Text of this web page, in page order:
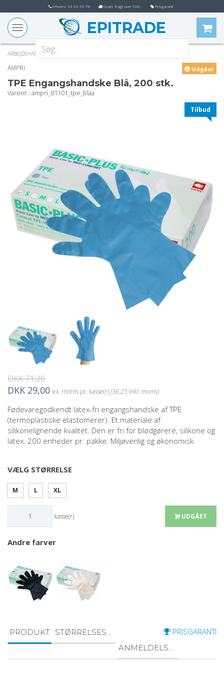
Erhverv: 33 60 65 78 Gratis fragt over 500,- Prisgaranti
Toggle
navigation
EPITRADE
ARBEJDSHANDSKER
Udgået
AMPRI
TPE Engangshandske Blå, 200 stk.
varenr.: ampri_01101_tpe_blaa
Tilbud
DKK 71,20
DKK 29,00 ex. moms pr. kasse(r)(36,25 inkl. moms)
Fødevaregodkendt latex-fri engangshandske af TPE
(termoplastiske elastomerer). Et materiale af
silikonelignende kvalitet. Den er fri for blødgørere, silikone og
latex. 200 enheder pr. pakke. Miljøvenlig og økonomisk.
VÆLG STØRRELSE
M L XL
kasse(r) UDGÅET
Andre farver
PRISGARANTI
PRODUKT
STØRRELSESGUIDE
ANMELDELSER